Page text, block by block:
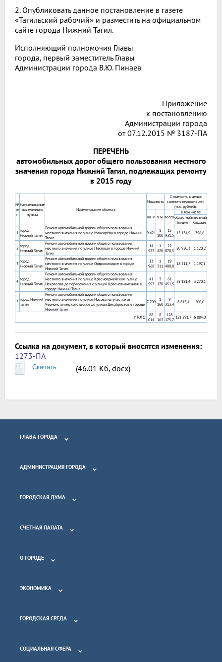
2. Опубликовать данное постановление в газете
«Тагильский рабочий» и разместить на официальном
сайте города Нижний Тагил.
Исполняющий полномочия Главы
города, первый заместитель Главы
Администрации города В.Ю. Пинаев
Приложение
к постановлению
Администрации города
от 07.12.2015 № 3187-ПА
ПЕРЕЧЕНЬ
автомобильных дорог общего пользования местного
значения города Нижний Тагил, подлежащих ремонту
в 2015 году
№
п/
п
Наименование
населенного
пункта
Наименование объекта
Мощность
Стоимость в ценах
соответствующих лет,
(тыс. рублей).
кв. м п. м. всего
в том числе
областной
бюджет
местный
бюджет
1 город
Нижний Тагил
Ремонт автомобильной дороги общего пользования
местного значения по улице Максарёва в городе Нижний
Тагил
9 421
1
100
15
931,5 15 134,9 796,6
2 город
Нижний Тагил
Ремонт автомобильной дороги общего пользования
местного значения по улице Пихтовая в городе Нижний
Тагил
14
923
1
420
22
070,5 20 950,3 1 120,2
3 город
Нижний Тагил
Ремонт автомобильной дороги общего пользования
местного значения по улице Орджоникидзе в городе
Нижний Тагил
13
968
1
311
19
408,8 18 211,7 1 197,1
4 город
Нижний Тагил
Ремонт автомобильной дороги общего пользования
местного значения по улице Красноармейская - улице
Некрасова до пересечения с улицей Краснознаменная в
городе Нижний Тагил
41
993
3
170
61
451,5 58 181,4 3 270,1
5 город Нижний
Тагил
Ремонт автомобильной дороги общего пользования
местного значения по улице Носова на участке от
Черноисточинского шоссе до улицы Декабристов в городе
Нижний Тагил
7 709
1
160
9
313,4
8 813,4 500,0
ИТОГО: 88
014
8
163
128
175,7 121 291,7 6 884,0
Ссылка на документ, в который вносятся изменения:
1273-ПА
Скачать (46.01 Кб, docx)
ГЛАВА ГОРОДА
АДМИНИСТРАЦИЯ ГОРОДА
ГОРОДСКАЯ ДУМА
СЧЕТНАЯ ПАЛАТА
О ГОРОДЕ
ЭКОНОМИКА
ГОРОДСКАЯ СРЕДА
СОЦИАЛЬНАЯ СФЕРА